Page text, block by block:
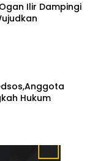
Ilir Dampingi
Hukum